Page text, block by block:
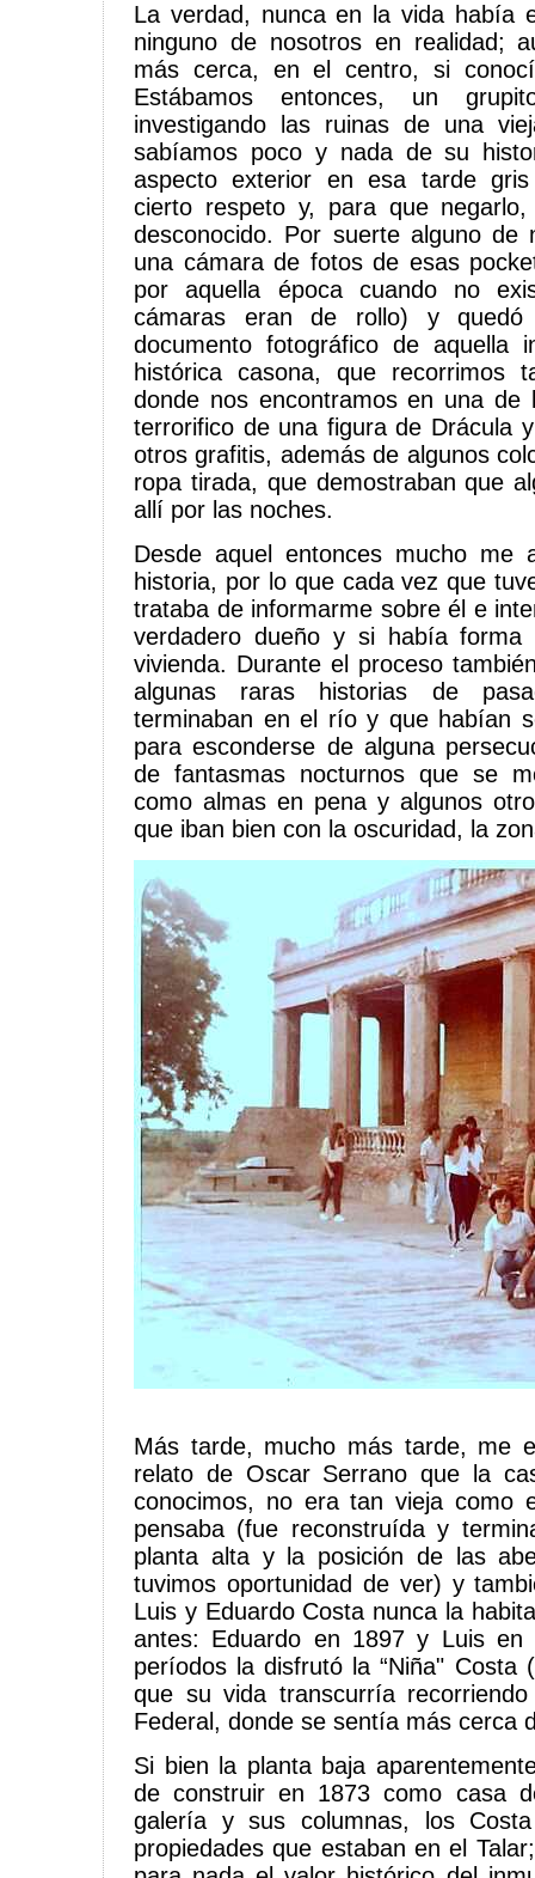
La verdad, nunca en la vida había
ninguno de nosotros en realidad;
más cerca, en el centro, si
Estábamos entonces, un
investigando las ruinas de una
sabíamos poco y nada de su
aspecto exterior en esa tarde
cierto respeto y, para que
desconocido. Por suerte alguno de
una cámara de fotos de esas
por aquella época cuando no
cámaras eran de rollo) y quedó
documento fotográfico de aquella
histórica casona, que recorrimos
donde nos encontramos en una de
terrorifico de una figura de Drácula
otros grafitis, además de algunos
ropa tirada, que demostraban que
allí por las noches.
Desde aquel entonces mucho me
historia, por lo que cada vez que
trataba de informarme sobre él e
verdadero dueño y si había forma
vivienda. Durante el proceso
algunas raras historias de
terminaban en el río y que habían
para esconderse de alguna
de fantasmas nocturnos que se
como almas en pena y algunos
que iban bien con la oscuridad, la
Más tarde, mucho más tarde, me
relato de Oscar Serrano que la
conocimos, no era tan vieja como
pensaba (fue reconstruída y
planta alta y la posición de las
tuvimos oportunidad de ver) y
Luis y Eduardo Costa nunca la
antes: Eduardo en 1897 y Luis en
períodos la disfrutó la “Niña" Costa
que su vida transcurría
Federal, donde se sentía más cerca
Si bien la planta baja
de construir en 1873 como casa
galería y sus columnas, los
propiedades que estaban en el